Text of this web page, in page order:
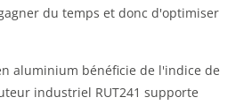
du temps et donc d'optimiser
aluminium bénéficie de l'indice de
industriel RUT241 supporte